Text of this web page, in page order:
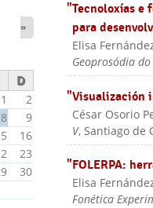
"Tecnoloxías e
para
Elisa
Geoprosódia
"Visualización
César Osorio
V, Santiago de
"FOLERPA:
Elisa
Fonética
»
D
1
2
8
9
16
23
30